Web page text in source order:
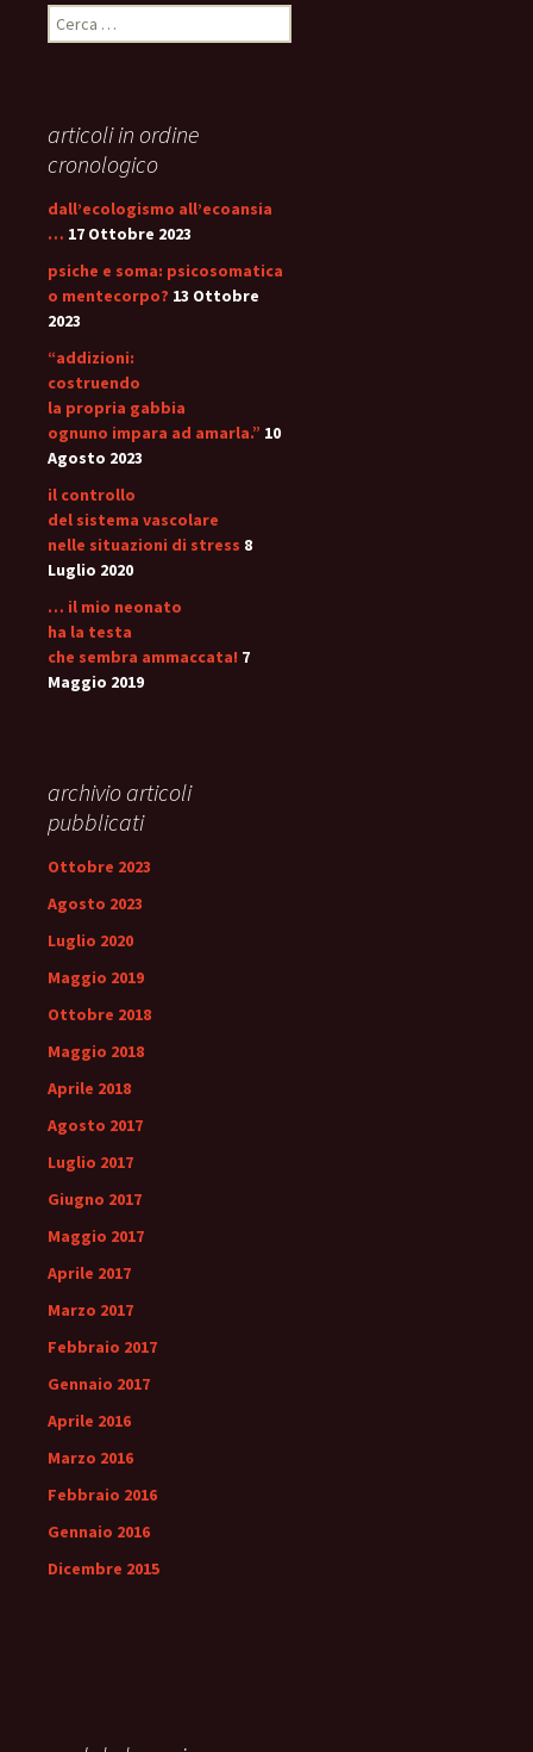
Ricerca
per:
articoli in ordine
cronologico
dall’ecologismo all’ecoansia
… 17 Ottobre 2023
psiche e soma: psicosomatica
o mentecorpo? 13 Ottobre
2023
“addizioni:
costruendo
la propria gabbia
ognuno impara ad amarla.” 10
Agosto 2023
il controllo
del sistema vascolare
nelle situazioni di stress 8
Luglio 2020
… il mio neonato
ha la testa
che sembra ammaccata! 7
Maggio 2019
archivio articoli
pubblicati
Ottobre 2023
Agosto 2023
Luglio 2020
Maggio 2019
Ottobre 2018
Maggio 2018
Aprile 2018
Agosto 2017
Luglio 2017
Giugno 2017
Maggio 2017
Aprile 2017
Marzo 2017
Febbraio 2017
Gennaio 2017
Aprile 2016
Marzo 2016
Febbraio 2016
Gennaio 2016
Dicembre 2015